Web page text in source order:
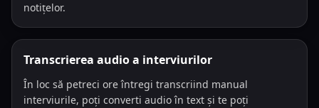
notițelor.
Transcrierea audio a interviurilor
În loc să petreci ore întregi transcriind manual
interviurile, poți converti audio în text și te poți